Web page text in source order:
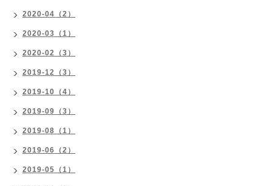
2020-04（2）
2020-03（1）
2020-02（3）
2019-12（3）
2019-10（4）
2019-09（3）
2019-08（1）
2019-06（2）
2019-05（1）